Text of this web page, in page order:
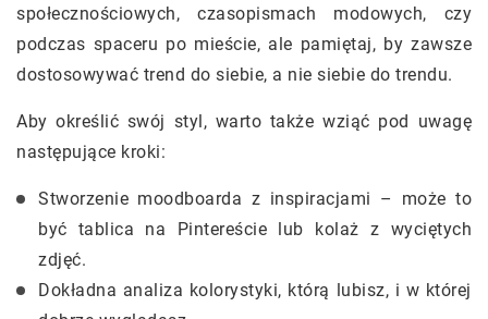
społecznościowych, czasopismach modowych, czy
podczas spaceru po mieście, ale pamiętaj, by zawsze
dostosowywać trend do siebie, a nie siebie do trendu.
Aby określić swój styl, warto także wziąć pod uwagę
następujące kroki:
Stworzenie moodboarda z inspiracjami – może to
być tablica na Pintereście lub kolaż z wyciętych
zdjęć.
Dokładna analiza kolorystyki, którą lubisz, i w której